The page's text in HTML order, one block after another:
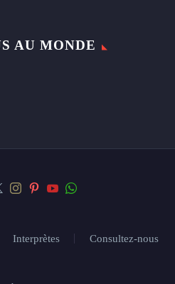
AU MONDE
Interprètes Consultez-nous